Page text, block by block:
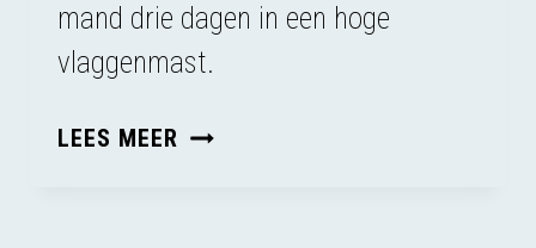
mand drie dagen in een hoge
vlaggenmast.
LEES MEER SCHIERMONNIKOOG,